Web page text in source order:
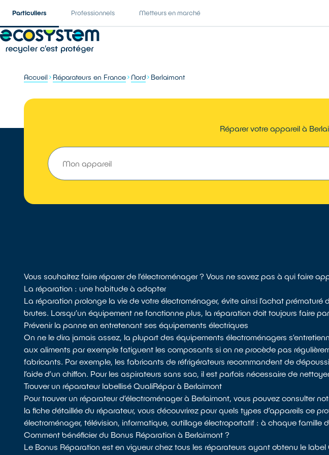
Particuliers Professionnels Metteurs en marché
Accueil Réparateurs en France Nord Berlaimont
Réparer votre appareil à
Vous souhaitez faire réparer de l’électroménager ? Vous ne savez pas à qui faire
La réparation : une habitude à adopter
La réparation prolonge la vie de votre électroménager, évite ainsi l’achat
brutes. Lorsqu’un équipement ne fonctionne plus, la réparation doit toujours faire
Prévenir la panne en entretenant ses équipements électriques
On ne le dira jamais assez, la plupart des équipements électroménagers
aux aliments par exemple fatiguent les composants si on ne procède pas
fabricants. Par exemple, les fabricants de réfrigérateurs recommandent de
l’aide d’un chiffon. Pour les aspirateurs sans sac, il est parfois nécessaire de
Trouver un réparateur labellisé QualiRépar à Berlaimont
Pour trouver un réparateur d’électroménager à Berlaimont, vous pouvez consulter
la fiche détaillée du réparateur, vous découvrirez pour quels types d’appareils ce
électroménager, télévision, informatique, outillage électroportatif : à chaque famille
Comment bénéficier du Bonus Réparation à Berlaimont ?
Le Bonus Réparation est en vigueur chez tous les réparateurs ayant obtenu le